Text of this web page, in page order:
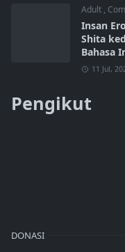
Adult ,
Insan
Shita
Bahasa
11 Jul,
Pengikut
DONASI